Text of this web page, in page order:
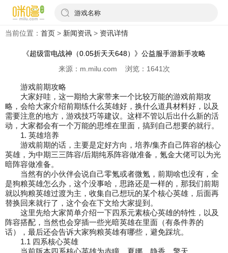
游戏名称
当前位置： 首页 > 新闻资讯 > 资讯详情
《超级雷电战神（0.05折天天648）》公益服手游新手攻略
来源：m.milu.com 浏览：1641次
游戏前期攻略
大家好哇，这一期给大家带来一个比较万能的游戏前期攻
略，会给大家介绍前期练什么英雄好，换什么道具材料好，以及
需要注意的地方，游戏技巧等建议。这样不管以后出什么新的活
动，大家都会有一个万能的思维在里面，搞到自己想要的就行。
1. 英雄培养
游戏前期的话，主要是定好方向，培养/集齐自己阵容的核心
英雄，为中期三三阵容/后期纯系阵容做准备，氪金大佬可以为光
暗阵容做准备。
当然有的小伙伴会说自己零氪或者微氪，前期啥也没有，全
是狗粮英雄怎么办，这个没事哈， 思路还是一样的，那我们前期
就以狗粮英雄过渡为主，收集自己想玩的某个核心英雄，后面再
替换回来就行了，这个会在下文给大家提到。
这里先给大家简单介绍一下四系元素核心英雄的特性，以及
阵容搭配，当然也会穿插一些光暗英雄在里面（有条件养的
话），最后还会告诉大家狗粮英雄有哪些，避免踩坑。
1.1 四系核心英雄
当前版本四系核心英雄为赤瞳、夏娜、静香、擎天